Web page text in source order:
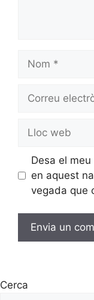
Desa el
en aquest
vegada que
Cerca